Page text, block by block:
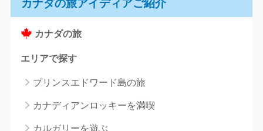
カナダの旅アイディアご紹介
カナダの旅
エリアで探す
プリンスエドワード島の旅
カナディアンロッキーを満喫
カルガリーを遊ぶ